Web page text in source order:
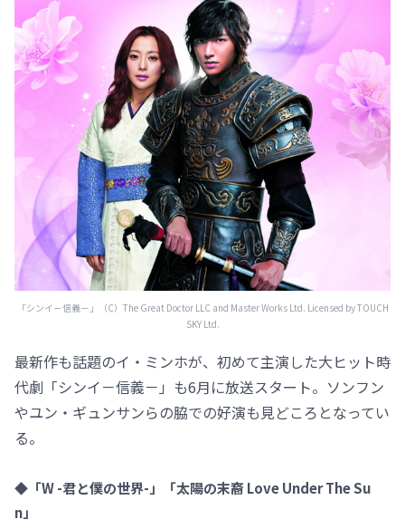
「シンイ－信義－」（C）The Great Doctor LLC and Master Works Ltd. Licensed by TOUCH
SKY Ltd.
最新作も話題のイ・ミンホが、初めて主演した大ヒット時
代劇「シンイ－信義－」も6月に放送スタート。ソンフン
やユン・ギュンサンらの脇での好演も見どころとなってい
る。
◆「W -君と僕の世界-」「太陽の末裔 Love Under The Su
n」